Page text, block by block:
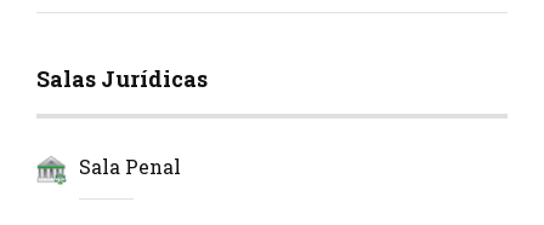
Salas Jurídicas
Sala Penal